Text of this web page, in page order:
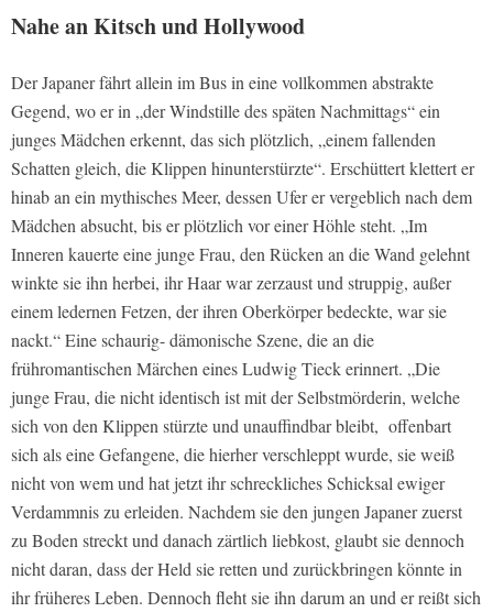
Nahe an Kitsch und Hollywood
Der Japaner fährt allein im Bus in eine vollkommen abstrakte
Gegend, wo er in „der Windstille des späten Nachmittags“ ein
junges Mädchen erkennt, das sich plötzlich, „einem fallenden
Schatten gleich, die Klippen hinunterstürzte“. Erschüttert klettert er
hinab an ein mythisches Meer, dessen Ufer er vergeblich nach dem
Mädchen absucht, bis er plötzlich vor einer Höhle steht. „Im
Inneren kauerte eine junge Frau, den Rücken an die Wand gelehnt
winkte sie ihn herbei, ihr Haar war zerzaust und struppig, außer
einem ledernen Fetzen, der ihren Oberkörper bedeckte, war sie
nackt.“ Eine schaurig- dämonische Szene, die an die
frühromantischen Märchen eines Ludwig Tieck erinnert. „Die
junge Frau, die nicht identisch ist mit der Selbstmörderin, welche
sich von den Klippen stürzte und unauffindbar bleibt, offenbart
sich als eine Gefangene, die hierher verschleppt wurde, sie weiß
nicht von wem und hat jetzt ihr schreckliches Schicksal ewiger
Verdammnis zu erleiden. Nachdem sie den jungen Japaner zuerst
zu Boden streckt und danach zärtlich liebkost, glaubt sie dennoch
nicht daran, dass der Held sie retten und zurückbringen könnte in
ihr früheres Leben. Dennoch fleht sie ihn darum an und er reißt sich